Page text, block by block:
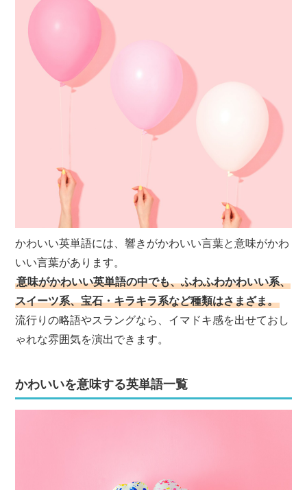
かわいい英単語には、響きがかわいい言葉と意味がかわ
いい言葉があります。
意味がかわいい英単語の中でも、ふわふわかわいい系、
スイーツ系、宝石・キラキラ系など種類はさまざま。
流行りの略語やスラングなら、イマドキ感を出せておし
ゃれな雰囲気を演出できます。
かわいいを意味する英単語一覧